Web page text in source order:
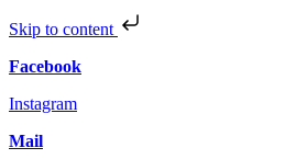
Skip to content
Facebook
Instagram
Mail